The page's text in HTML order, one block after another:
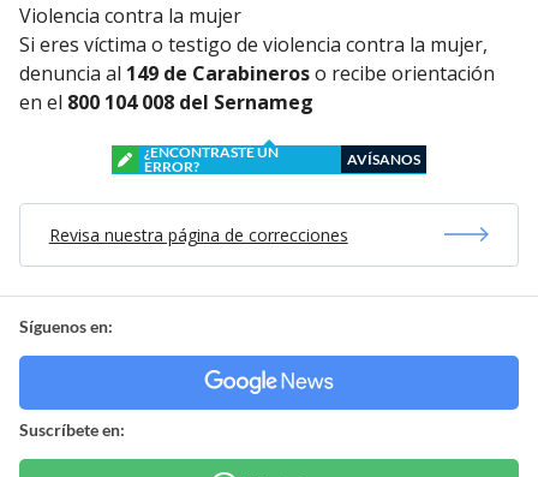
Violencia contra la mujer
Si eres víctima o testigo de violencia contra la mujer,
denuncia al 149 de Carabineroso recibe orientación
en el 800 104 008 del Sernameg
¿ENCONTRASTE UN
ERROR?
AVÍSANOS
Revisa nuestra página de correcciones
Síguenos en:
Suscríbete en: